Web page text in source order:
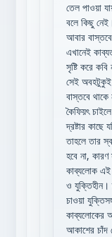
তেল পাওয়া
বলে কিছু
আবার
এখানেই
সৃষ্টি করে
সেই অবহটুকুই
বাস্তবে
কৈফিয়ৎ
দ্রষ্টার কাছে
তাহলে তার
হবে না,
কাব্যলোক
ও যুক্তিহীন।
চাওয়া
কাব্যলোকের
আকাশের চাঁদ